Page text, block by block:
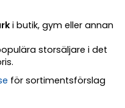
i butik, gym eller annan
storsäljare i det
för sortimentsförslag